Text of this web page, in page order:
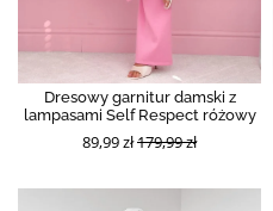
Dresowy garnitur damski z
lampasami Self Respect różowy
89,99 zł179,99 zł